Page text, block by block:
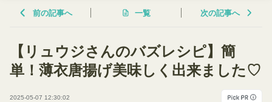
前の記事へ 一覧 次の記事へ
【リュウジさんのバズレシピ】簡
単！薄衣唐揚げ美味しく出来ました♡
2025-05-07 12:30:02